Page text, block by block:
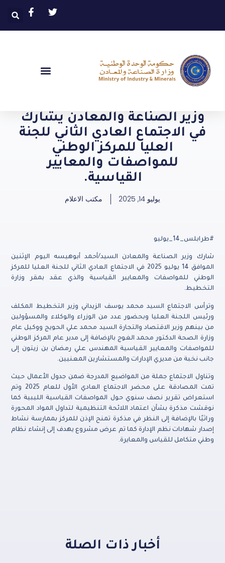
وزير الصناعة والمعادن يشارك
في الاجتماع العادي الثاني للجنة
العليا للمركز الوطني
للمواصفات والمعايير
القياسية.
يوليو 14, 2025 مكتب الاعلام
#طرابلس_14_يوليو
شارك وزير الصناعة والمعادن السيد/أحمد أبوهيسه اليوم الإثنين
الموافق 14 يوليو 2025 في الاجتماع العادي الثاني للجنة العليا للمركز
الوطني للمواصفات والمعايير القياسية والذي عقد بمقر وزارة
التخطيط.
وترأس الاجتماع السيد محمد يوسف الزيداني وزير التخطيط المكلف
ورئيس اللجنة العليا وبحضور عدد من الوزراء والوكلاء والمسؤولين
من بينهم وزير الاقتصاد والتجارة السيد محمد علي الحويج ووكيل عام
وزارة الصحة الدكتور محمد الغوج بالإضافة إلى مدير عام المركز الوطني
للمواصفات والمعايير القياسية المهندس علي رمضان بن زيتون إلى
جانب نخبة من مديري الإدارات والمستشارين المعنيين.
وتناول الاجتماع جملة من المواضيع المدرجة ضمن جدول الأعمال حيث
تمت المصادقة على محضر الاجتماع العادي الأول للعام 2025 وتم
استعراض تقرير نصف سنوي حول المواصفات القياسية الليبية كما
نوقشت مذكرة بشأن اعتماد اللائحة التنظيمية لتداول المواد المحورة
وراثيًا بالإضافة إلى النظر في مذكرة تمنح الإذن للمركز بممارسة نشاط
إصدار شهادات نظم الإدارة كما تم عرض مشروع يهدف إلى إنشاء نظام
وطني متكامل للقياس والمعايرة.
أخبار ذات الصلة